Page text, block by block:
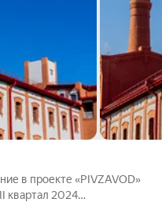
в проекте «PIVZAVOD»
квартал 2024